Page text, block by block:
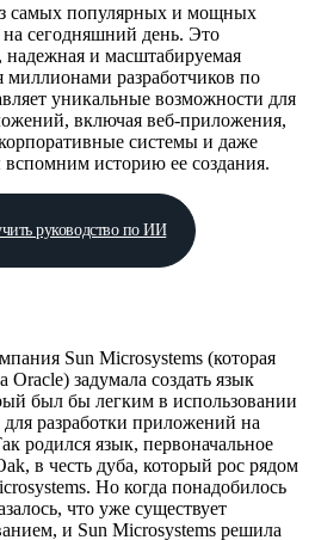
самых популярных и мощных
сегодняшний день. Это
надежная и масштабируемая
миллионами разработчиков по
уникальные возможности для
включая веб-приложения,
системы и даже
историю ее создания.
руководство по ИИ
Sun Microsystems (которая
Oracle) задумала создать язык
был бы легким в использовании
разработки приложений на
родился язык, первоначальное
в честь дуба, который рос рядом
Но когда понадобилось
что уже существует
и Sun Microsystems решила